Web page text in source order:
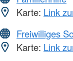
Karte: Link
Freiwilliges
Karte: Link